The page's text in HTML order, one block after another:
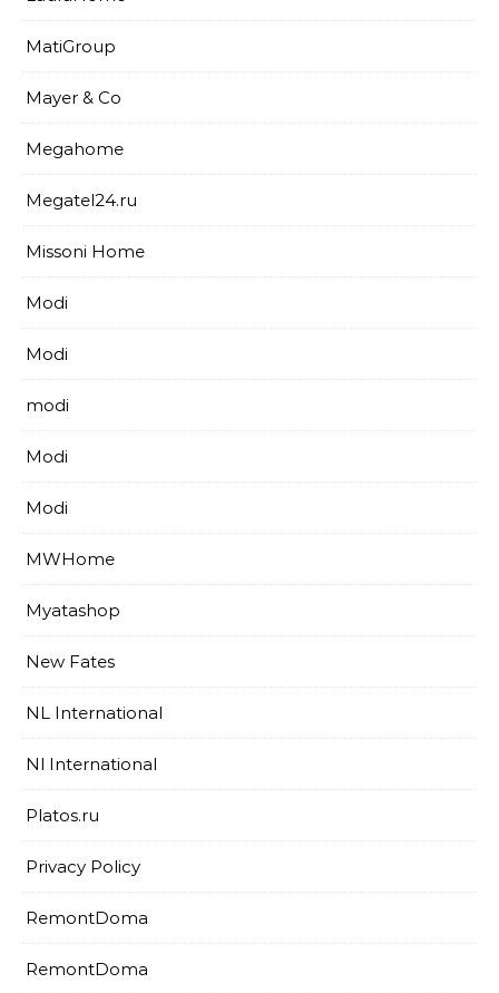
MatiGroup
Mayer & Co
Megahome
Megatel24.ru
Missoni Home
Modi
Modi
modi
Modi
Modi
MWHome
Myatashop
New Fates
NL International
Nl International
Platos.ru
Privacy Policy
RemontDoma
RemontDoma